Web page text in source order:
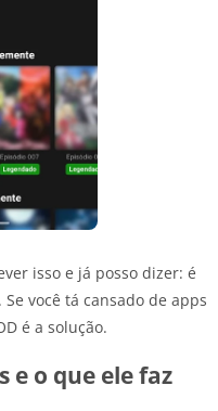
isso e já posso dizer: é
você tá cansado de apps
é a solução.
e o que ele faz